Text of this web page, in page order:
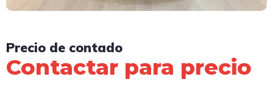
Precio de contado
Contactar para precio